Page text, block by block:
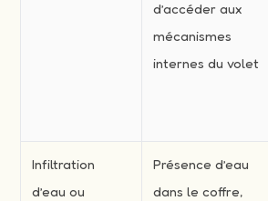
d’accéder aux
mécanismes
internes du volet
Infiltration
d’eau ou
Présence d’eau
dans le coffre,